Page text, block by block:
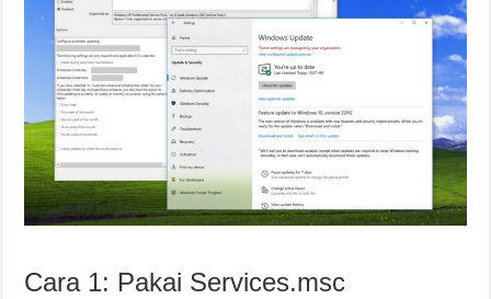
Cara 1: Pakai Services.msc